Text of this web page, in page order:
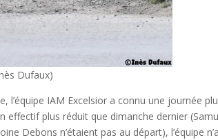
Dufaux)
l’équipe IAM Excelsior a connu une journée
effectif plus réduit que dimanche dernier
Debons n’étaient pas au départ), l’équipe